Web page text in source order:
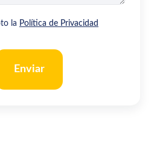
la Política de Privacidad
Enviar